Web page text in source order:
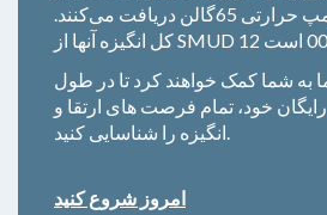
برای یک آبگرمکن پمپ حرارتی 65گالن دریافت می‌کنند.
به شما کمک خواهند کرد تا در طول
رایگان خود، تمام فرصت های ارتقا و
امروز شروع کنید